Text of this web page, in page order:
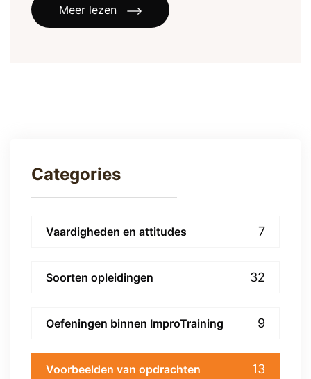
Meer lezen
Categories
Vaardigheden en attitudes 7
Soorten opleidingen 32
Oefeningen binnen ImproTraining 9
Voorbeelden van opdrachten 13